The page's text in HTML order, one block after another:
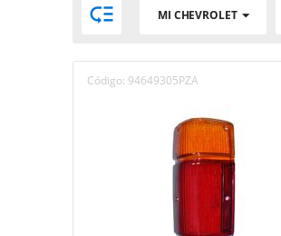
 MI CHEVROLET
Código: 94649305PZA